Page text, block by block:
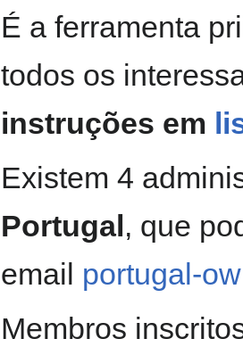
É a ferramenta
todos os
instruções em
Existem 4
Portugal, que
email portugal-
Membros